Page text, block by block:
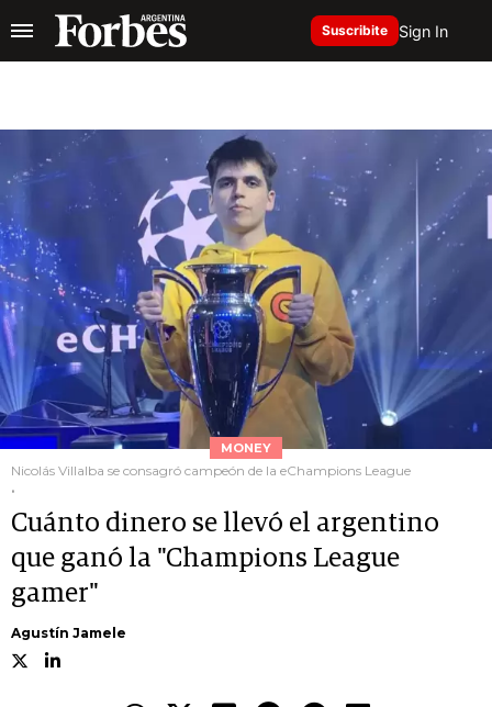
Suscribite Sign In
MONEY
Nicolás Villalba se consagró campeón de la eChampions League
.
Cuánto dinero se llevó el argentino
que ganó la "Champions League
gamer"
Agustín Jamele